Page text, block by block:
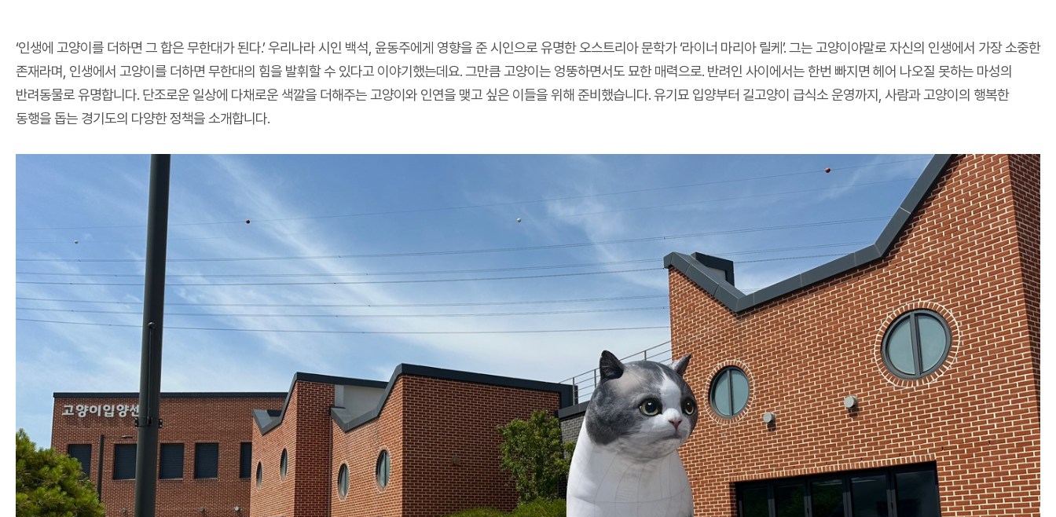
‘인생에 고양이를 더하면 그 합은 무한대가 된다.’ 우리나라 시인 백석, 윤동주에게 영향을 준 시인으로 유명한 오스트리아 문학가 ‘라이너 마리아 릴케’. 그는 고양이야말로 자신의 인생에서 가장 소중한
존재라며, 인생에서 고양이를 더하면 무한대의 힘을 발휘할 수 있다고 이야기했는데요. 그만큼 고양이는 엉뚱하면서도 묘한 매력으로. 반려인 사이에서는 한번 빠지면 헤어 나오질 못하는 마성의
반려동물로 유명합니다. 단조로운 일상에 다채로운 색깔을 더해주는 고양이와 인연을 맺고 싶은 이들을 위해 준비했습니다. 유기묘 입양부터 길고양이 급식소 운영까지, 사람과 고양이의 행복한
동행을 돕는 경기도의 다양한 정책을 소개합니다.